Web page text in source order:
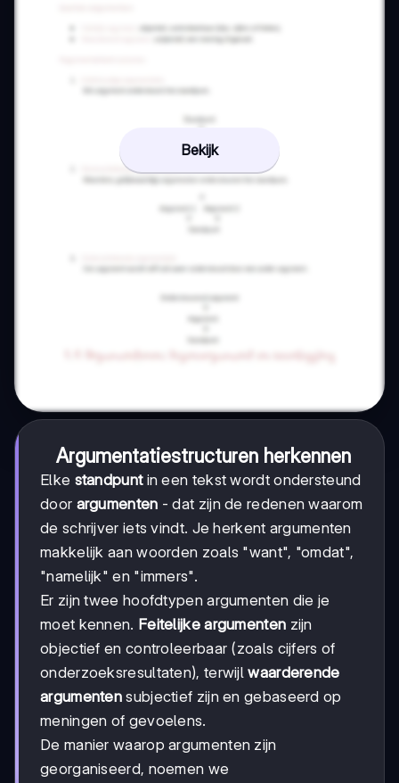
Bekijk
Argumentatiestructuren herkennen
Elke standpuntin een tekst wordt ondersteund
door argumenten - dat zijn de redenen waarom
de schrijver iets vindt. Je herkent argumenten
makkelijk aan woorden zoals "want", "omdat",
"namelijk" en "immers".
Er zijn twee hoofdtypen argumenten die je
moet kennen. Feitelijke argumenten zijn
objectief en controleerbaar (zoals cijfers of
onderzoeksresultaten), terwijlwaarderende
argumenten subjectief zijn en gebaseerd op
meningen of gevoelens.
De manier waarop argumenten zijn
georganiseerd, noemen we